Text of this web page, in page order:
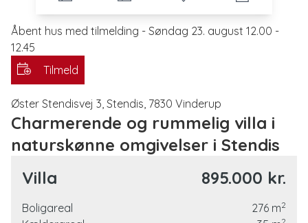
Åbent hus med tilmelding - Søndag 23. august 12.00 -
12.45
Tilmeld
Øster Stendisvej 3, Stendis, 7830 Vinderup
Charmerende og rummelig villa i
naturskønne omgivelser i Stendis
velindrettet villa med hele 276 m² bolig, beliggende i
masser af plads både inde og ude, hvilket gør boligen
Villa 895.000 kr.
Boligareal 276 m2